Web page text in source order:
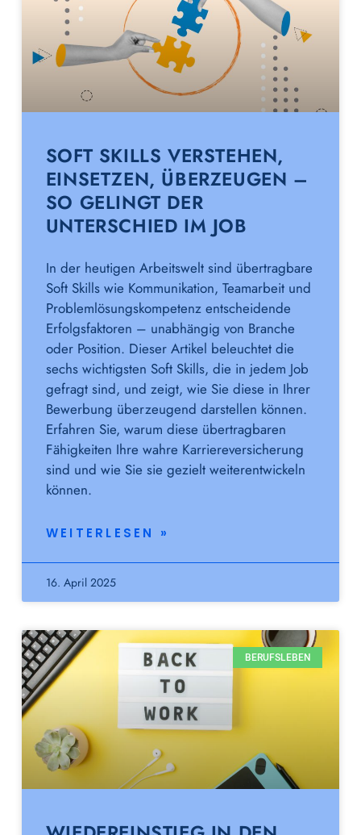
SOFT SKILLS VERSTEHEN,
EINSETZEN, ÜBERZEUGEN –
SO GELINGT DER
UNTERSCHIED IM JOB
In der heutigen Arbeitswelt sind übertragbare
Soft Skills wie Kommunikation, Teamarbeit und
Problemlösungskompetenz entscheidende
Erfolgsfaktoren – unabhängig von Branche
oder Position. Dieser Artikel beleuchtet die
sechs wichtigsten Soft Skills, die in jedem Job
gefragt sind, und zeigt, wie Sie diese in Ihrer
Bewerbung überzeugend darstellen können.
Erfahren Sie, warum diese übertragbaren
Fähigkeiten Ihre wahre Karriereversicherung
sind und wie Sie sie gezielt weiterentwickeln
können.
WEITERLESEN »
16. April 2025
BERUFSLEBEN